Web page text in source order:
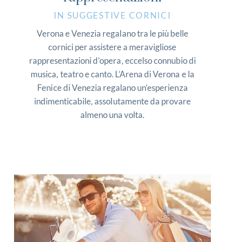
IN SUGGESTIVE CORNICI
Verona e Venezia regalano tra le più belle
cornici per assistere a meravigliose
rappresentazioni d’opera, eccelso connubio di
musica, teatro e canto. L’Arena di Verona e la
Fenice di Venezia regalano un’esperienza
indimenticabile, assolutamente da provare
almeno una volta.